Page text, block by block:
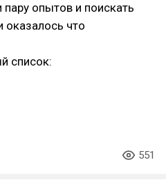
опытов и поискать
оказалось что
список:
551